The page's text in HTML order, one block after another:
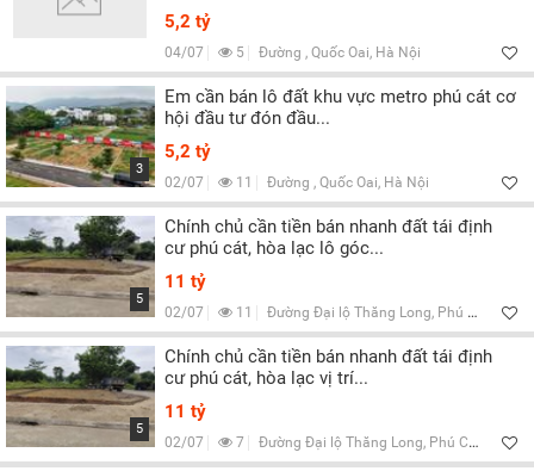
5,2 tỷ
04/07 5 Đường , Quốc Oai, Hà Nội
3
Em cần bán lô đất khu vực metro phú cát cơ
hội đầu tư đón đầu...
5,2 tỷ
02/07 11 Đường , Quốc Oai, Hà Nội
5
Chính chủ cần tiền bán nhanh đất tái định
cư phú cát, hòa lạc lô góc...
11 tỷ
02/07 11 Đường Đại lộ Thăng Long, Phú Cát, Hà Nội
5
Chính chủ cần tiền bán nhanh đất tái định
cư phú cát, hòa lạc vị trí...
11 tỷ
02/07 7 Đường Đại lộ Thăng Long, Phú Cát, Hà Nội